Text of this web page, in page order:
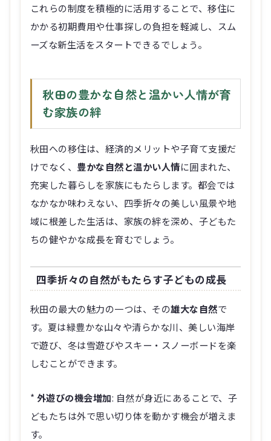
これらの制度を積極的に活用することで、移住に
かかる初期費用や仕事探しの負担を軽減し、スム
ーズな新生活をスタートできるでしょう。
秋田の豊かな自然と温かい人情が育
む家族の絆
秋田への移住は、経済的メリットや子育て支援だ
けでなく、 豊かな自然と温かい人情に囲まれた、
充実した暮らしを家族にもたらします。都会では
なかなか味わえない、四季折々の美しい風景や地
域に根差した生活は、家族の絆を深め、子どもた
ちの健やかな成長を育むでしょう。
四季折々の自然がもたらす子どもの成長
秋田の最大の魅力の一つは、その雄大な自然で
す。夏は緑豊かな山々や清らかな川、美しい海岸
で遊び、冬は雪遊びやスキー・スノーボードを楽
しむことができます。
* 外遊びの機会増加: 自然が身近にあることで、子
どもたちは外で思い切り体を動かす機会が増えま
す。